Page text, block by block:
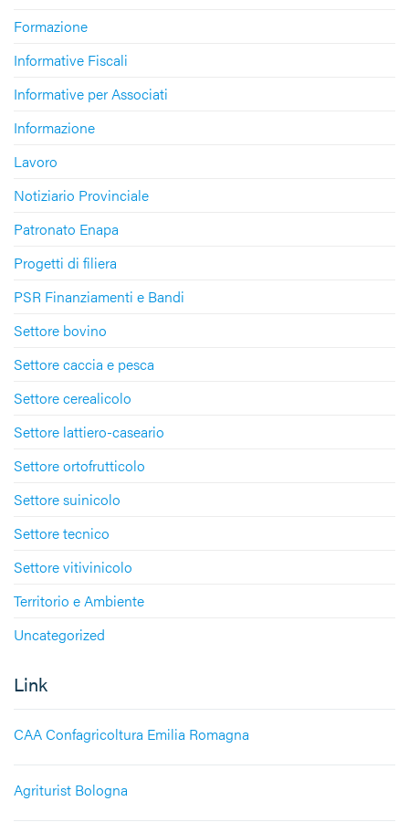
Formazione
Informative Fiscali
Informative per Associati
Informazione
Lavoro
Notiziario Provinciale
Patronato Enapa
Progetti di filiera
PSR Finanziamenti e Bandi
Settore bovino
Settore caccia e pesca
Settore cerealicolo
Settore lattiero-caseario
Settore ortofrutticolo
Settore suinicolo
Settore tecnico
Settore vitivinicolo
Territorio e Ambiente
Uncategorized
Link
CAA Confagricoltura Emilia Romagna
Agriturist Bologna